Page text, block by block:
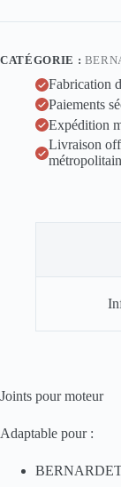
cc
SCOOT
type
CATÉGORIE :
Fabrication
Paiements
Expédition
Livraison
Joints pour moteur
Adaptable pour :